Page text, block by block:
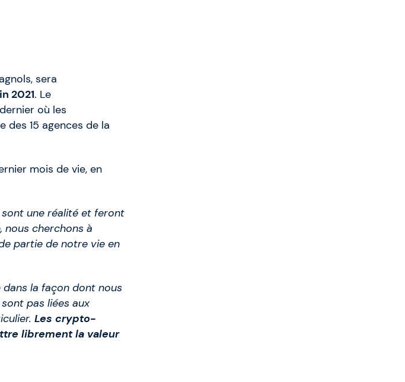
sera
2021. Le
où les
des 15 agences de la
mois de vie, en
une réalité et feront
nous cherchons à
partie de notre vie en
la façon dont nous
pas liées aux
Les crypto-
librement la valeur